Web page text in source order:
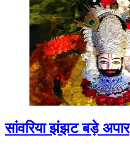
सांवरिया झंझट बड़े अपार